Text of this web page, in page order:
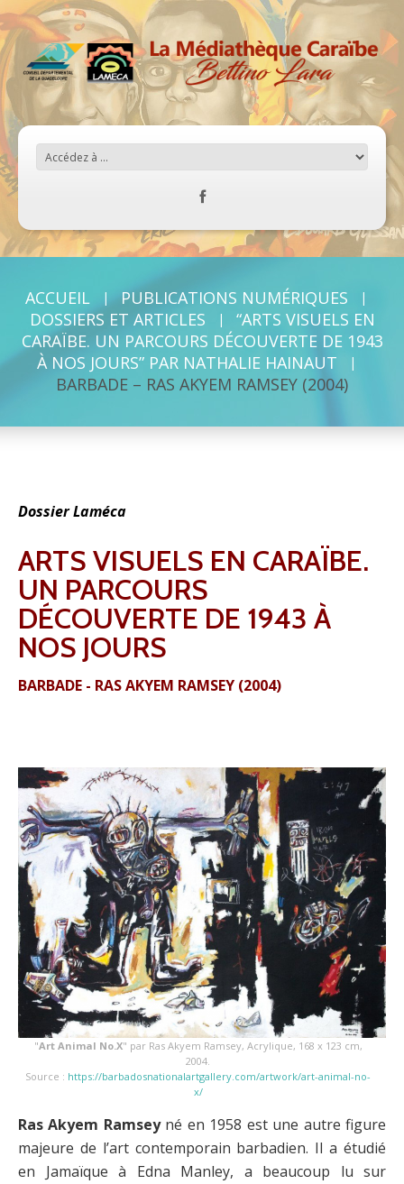
ACCUEIL
PUBLICATIONS NUMÉRIQUES
DOSSIERS ET ARTICLES
“ARTS VISUELS EN
CARAÏBE. UN PARCOURS DÉCOUVERTE DE 1943
À NOS JOURS” PAR NATHALIE HAINAUT
BARBADE – RAS AKYEM RAMSEY (2004)
Dossier Laméca
ARTS VISUELS EN CARAÏBE.
UN PARCOURS
DÉCOUVERTE DE 1943 À
NOS JOURS
BARBADE - RAS AKYEM RAMSEY (2004)
"Art Animal No.X" par Ras Akyem Ramsey, Acrylique, 168 x 123 cm,
2004.
Source : https://barbadosnationalartgallery.com/artwork/art-animal-no-
x/
Ras Akyem Ramseyné en 1958 est une autre figure
majeure de l’art contemporain barbadien. Il a étudié
en Jamaïque à Edna Manley, a beaucoup lu sur